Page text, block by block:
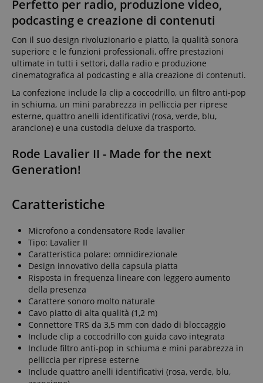
Perfetto per radio, produzione video,
podcasting e creazione di contenuti
Con il suo design rivoluzionario e piatto, la qualità sonora
superiore e le funzioni professionali, offre prestazioni
ultimate in tutti i settori, dalla radio e produzione
cinematografica al podcasting e alla creazione di contenuti.
La confezione include la clip a coccodrillo, un filtro anti-pop
in schiuma, un mini parabrezza in pelliccia per riprese
esterne, quattro anelli identificativi (rosa, verde, blu,
arancione) e una custodia deluxe da trasporto.
Rode Lavalier II - Made for the next
Generation!
Caratteristiche
Microfono a condensatore Rode lavalier
Tipo: Lavalier II
Caratteristica polare: omnidirezionale
Design innovativo della capsula piatta
Risposta in frequenza lineare con leggero aumento
della presenza
Carattere sonoro molto naturale
Cavo piatto di alta qualità (1,2 m)
Connettore TRS da 3,5 mm con dado di bloccaggio
Include clip a coccodrillo con guida cavo integrata
Include filtro anti-pop in schiuma e mini parabrezza in
pelliccia per riprese esterne
Include quattro anelli identificativi (rosa, verde, blu,